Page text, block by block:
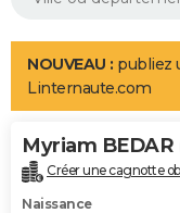
Aménagement intérieur
LIFESTYLE
Art de vivre
Bien-être
Loisirs
Mode
Modes de vie
Alimentation
Guide de la santé
Maladies
Médicaments
Sommeil
VOYAGE
Destinations
City break
Voyage nature
Voyage de noces
Forum
Climat
+PHOTO
NOUVEAU : publiez
Linternaute.com
Myriam BEDAR
Créer une cagnotte
Naissance